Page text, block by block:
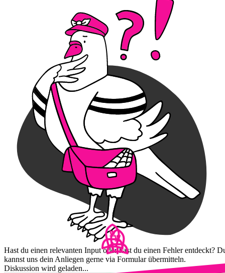
Hast du einen relevanten Input oder hast du einen Fehler entdeckt?
kannst uns dein Anliegen gerne via Formular übermitteln.
Diskussion wird geladen...